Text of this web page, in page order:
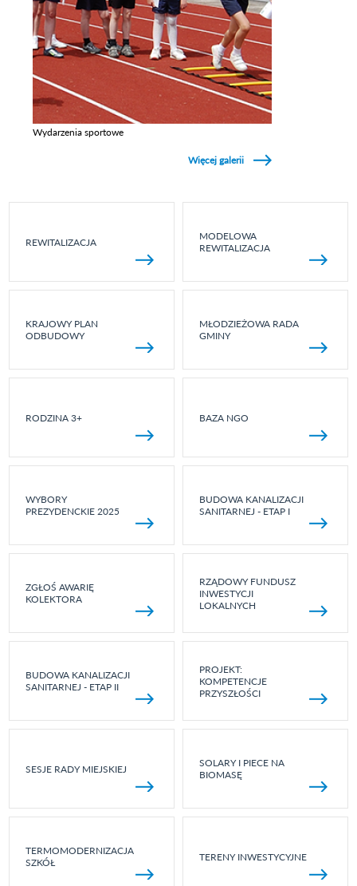
Wydarzenia sportowe
Więcej galerii
REWITALIZACJA
MODELOWA
REWITALIZACJA
KRAJOWY PLAN
ODBUDOWY
MŁODZIEŻOWA RADA
GMINY
RODZINA 3+ BAZA NGO
WYBORY
PREZYDENCKIE 2025
BUDOWA KANALIZACJI
SANITARNEJ - ETAP I
ZGŁOŚ AWARIĘ
KOLEKTORA
RZĄDOWY FUNDUSZ
INWESTYCJI
LOKALNYCH
BUDOWA KANALIZACJI
SANITARNEJ - ETAP II
PROJEKT:
KOMPETENCJE
PRZYSZŁOŚCI
SESJE RADY MIEJSKIEJ
SOLARY I PIECE NA
BIOMASĘ
TERMOMODERNIZACJA
SZKÓŁ
TERENY INWESTYCYJNE